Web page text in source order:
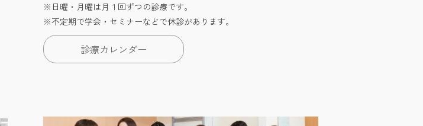
※日曜・月曜は月１回ずつの診療です。
※不定期で学会・セミナーなどで休診があります。
診療カレンダー